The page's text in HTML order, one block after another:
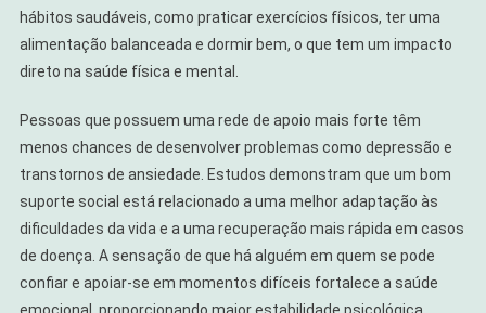
hábitos saudáveis, como praticar exercícios físicos, ter uma
alimentação balanceada e dormir bem, o que tem um impacto
direto na saúde física e mental.
Pessoas que possuem uma rede de apoio mais forte têm
menos chances de desenvolver problemas como depressão e
transtornos de ansiedade. Estudos demonstram que um bom
suporte social está relacionado a uma melhor adaptação às
dificuldades da vida e a uma recuperação mais rápida em casos
de doença. A sensação de que há alguém em quem se pode
confiar e apoiar-se em momentos difíceis fortalece a saúde
emocional, proporcionando maior estabilidade psicológica.